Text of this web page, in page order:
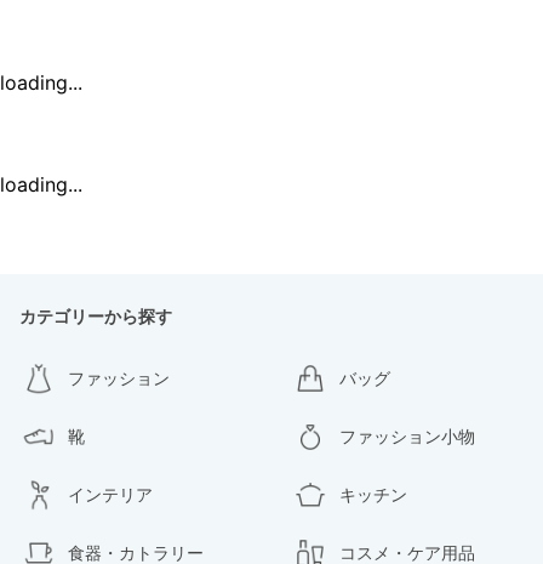
loading...
loading...
カテゴリーから探す
ファッション バッグ
靴 ファッション小物
インテリア キッチン
食器・カトラリー コスメ・ケア用品